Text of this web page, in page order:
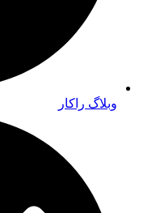
وبلاگ راکار